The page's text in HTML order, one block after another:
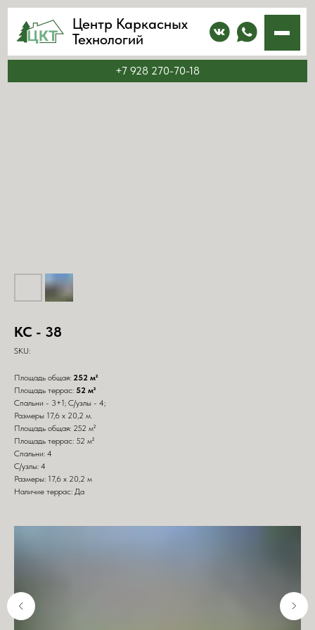
Центр Каркасных
Технологий
+7 928 270-70-18
КС - 38
SKU:
Площадь общая: 252 м²
Площадь террас: 52 м²
Спальни - 3+1; С/узлы - 4;
Размеры 17,6 х 20,2 м.
Площадь общая: 252 м²
Площадь террас: 52 м²
Спальни: 4
С/узлы: 4
Размеры: 17,6 х 20,2 м
Наличие террас: Да